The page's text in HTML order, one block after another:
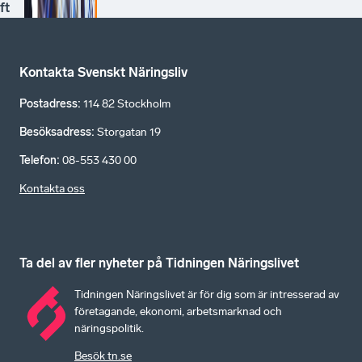
ft
Kontakta Svenskt Näringsliv
Postadress: 114 82 Stockholm
Besöksadress: Storgatan 19
Telefon: 08-553 430 00
Kontakta oss
Ta del av fler nyheter på Tidningen Näringslivet
Tidningen Näringslivet är för dig som är intresserad av
företagande, ekonomi, arbetsmarknad och
näringspolitik.
Besök tn.se